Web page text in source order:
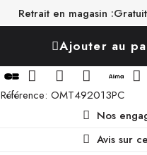
Retrait en magasin :Gratuit
Ajouter au
Référence OMT492013PC
Nos
Avis sur